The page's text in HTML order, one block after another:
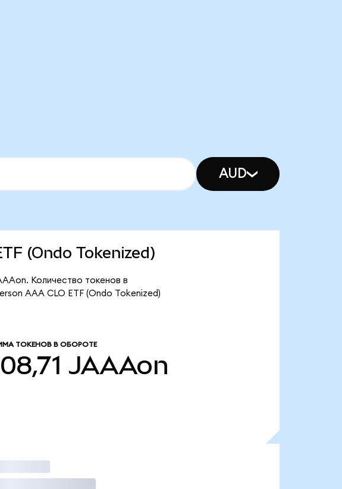
AUD
(Ondo Tokenized)
Количество токенов в
AAA CLO ETF (Ondo Tokenized)
ТОКЕНОВ В ОБОРОТЕ
JAAAon